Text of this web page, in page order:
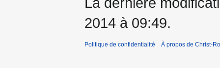
2014 à 09:49.
Politique de confidentialité À propos de Christ-